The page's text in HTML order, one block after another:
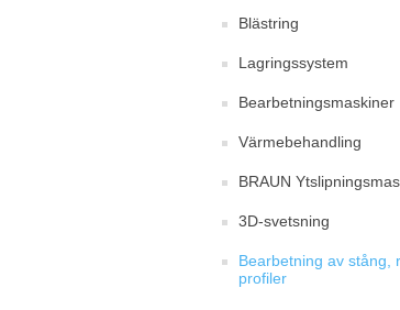
Blästring
Lagringssystem
Bearbetningsmaskiner
Värmebehandling
BRAUN
3D-svetsning
Bearbetning av stång,
profiler